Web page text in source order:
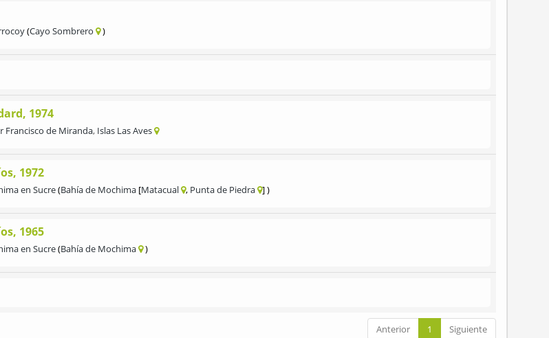
Cayo Sombrero
1974
Francisco de Miranda, Islas Las Aves
1972
en Sucre Bahía de Mochima Matacual Punta de Piedra
1965
en Sucre Bahía de Mochima
Anterior 1 Siguiente